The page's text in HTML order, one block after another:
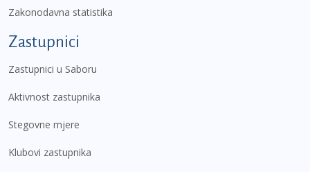
Zakonodavna statistika
Zastupnici
Zastupnici u Saboru
Aktivnost zastupnika
Stegovne mjere
Klubovi zastupnika